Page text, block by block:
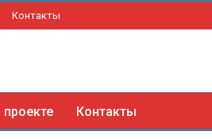
Контакты
проекте Контакты